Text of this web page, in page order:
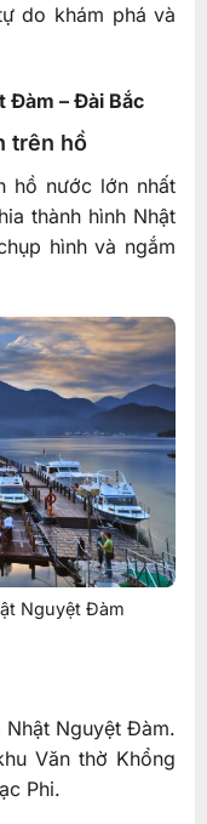
do khám phá và
Đàm – Đài Bắc
trên hồ
hồ nước lớn nhất
thành hình Nhật
hình và ngắm
Nguyệt Đàm
Nhật Nguyệt Đàm.
Văn thờ Khổng
Phi.